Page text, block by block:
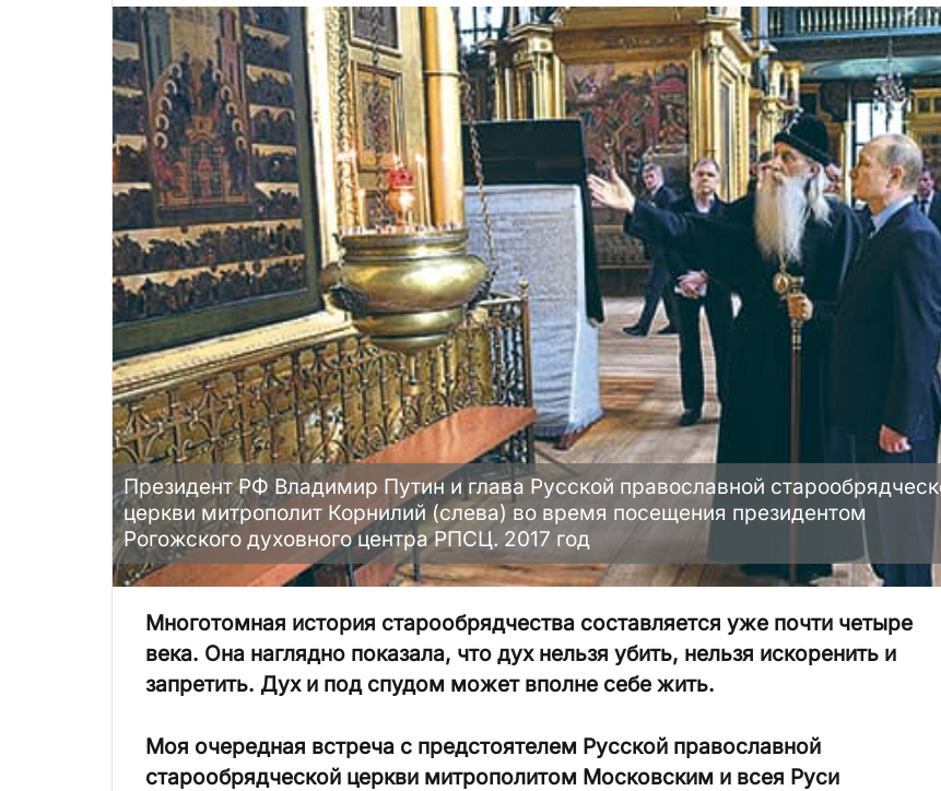
Президент РФ Владимир Путин и глава Русской православной
церкви митрополит Корнилий (слева) во время посещения президентом
Рогожского духовного центра РПСЦ. 2017 год
Многотомная история старообрядчества составляется уже почти четыре
века. Она наглядно показала, что дух нельзя убить, нельзя искоренить и
запретить. Дух и под спудом может вполне себе жить.
Моя очередная встреча с предстоятелем Русской православной
старообрядческой церкви митрополитом Московским и всея Руси